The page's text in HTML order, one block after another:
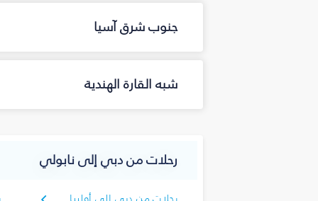
جنوب شرق آسيا
شبه القارة الهندية
رحلات من دبي إلى نابولي